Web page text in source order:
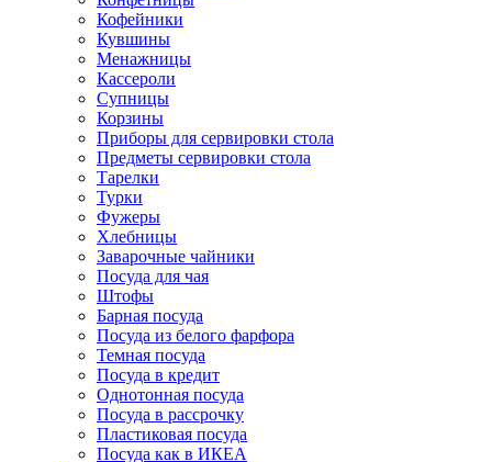
Кофейники
Кувшины
Менажницы
Кассероли
Супницы
Корзины
Приборы для сервировки стола
Предметы сервировки стола
Тарелки
Турки
Фужеры
Хлебницы
Заварочные чайники
Посуда для чая
Штофы
Барная посуда
Посуда из белого фарфора
Темная посуда
Посуда в кредит
Однотонная посуда
Посуда в рассрочку
Пластиковая посуда
Посуда как в ИКЕА